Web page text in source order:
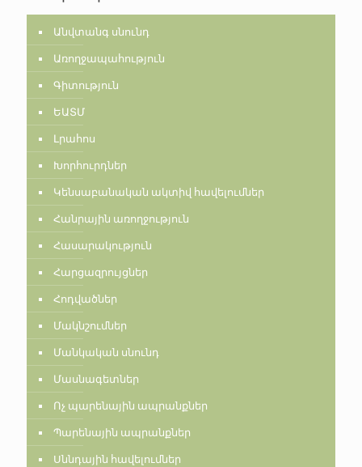
Անվտանգ սնունդ
Առողջապահություն
Գիտություն
ԵԱՏՄ
Լրահոս
Խորհուրդներ
Կենսաբանական ակտիվ հավելումներ
Հանրային առողջություն
Հասարակություն
Հարցազրույցներ
Հոդվածներ
Մակնշումներ
Մանկական սնունդ
Մասնագետներ
Ոչ պարենային ապրանքներ
Պարենային ապրանքներ
Սննդային հավելումներ